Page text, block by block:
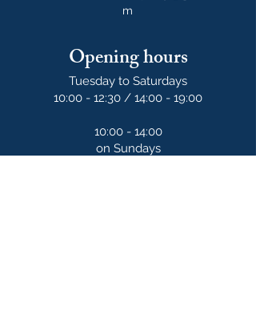
m
Opening hours
Tuesday to Saturdays
10:00 - 12:30 / 14:00 - 19:00
10:00 - 14:00
on Sundays